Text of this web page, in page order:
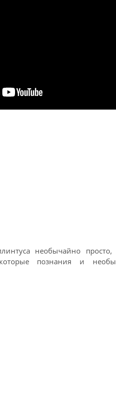
необычайно просто,
познания и